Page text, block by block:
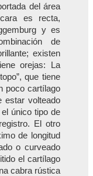
del área
es recta,
y es
de
existen
orejas: La
que tiene
poco cartílago
estar volteado
único tipo de
El otro
de longitud
o curveado
el cartílago
cabra rústica